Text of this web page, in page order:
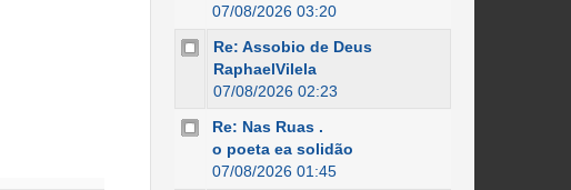
07/08/2026 03:20
Re: Assobio de Deus
RaphaelVilela
07/08/2026 02:23
Re: Nas Ruas .
o poeta ea solidão
07/08/2026 01:45